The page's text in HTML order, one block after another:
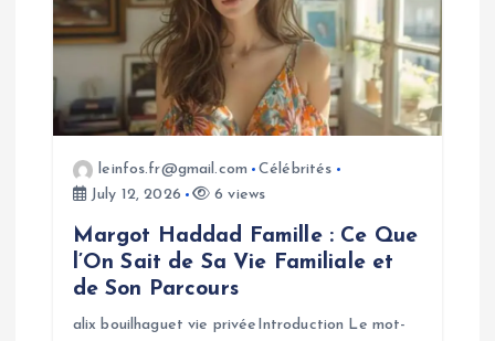
t
o
leinfos.fr@gmail.com
Célébrités
July 12, 2026
6 views
Margot Haddad Famille : Ce Que
l’On Sait de Sa Vie Familiale et
de Son Parcours
alix bouilhaguet vie privéeIntroduction Le mot-